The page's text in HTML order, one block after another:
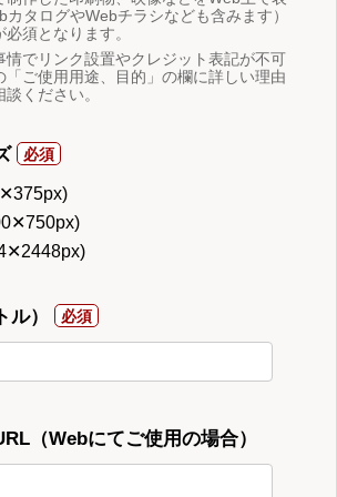
カタログやWebチラシなども含みます）
須となります。
でリンク設置やクレジット表記が不可
「ご使用用途、目的」の欄に詳しい理由
ください。
）
（Webにてご使用の場合）